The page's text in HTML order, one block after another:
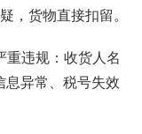
，货物直接扣留。
重违规：收货人名
息异常、税号失效